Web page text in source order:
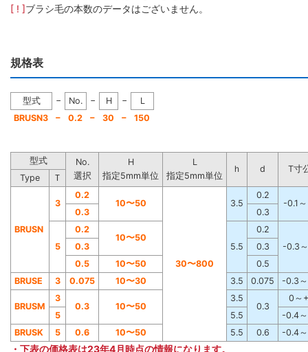
[ ! ]ブラシ毛の本数のデータはございません。
規格表
型式 − No. − H −
L
BRUSN3
− 0.2 − 30 − 150
型式
No.
選択
H
指定5mm単位
L
指定5mm単位
ｈ d
T寸
Type
Ｔ
BRUSN
3
0.2
10〜50
30〜800
3.5
0.2
-0.1
0.3
0.3
5
0.2
10〜50
5.5
0.2
-0.3
0.3
0.3
0.5
10〜50
0.5
BRUSE
3 0.075 10〜30 3.5 0.075 -0.3
BRUSM
3
0.3
10〜50
3.5
0.3
0～
5
5.5
-0.4
BRUSK
5 0.6 10〜50 5.5 0.6 -0.4
・下表の価格表は23年4月時点の情報になります。